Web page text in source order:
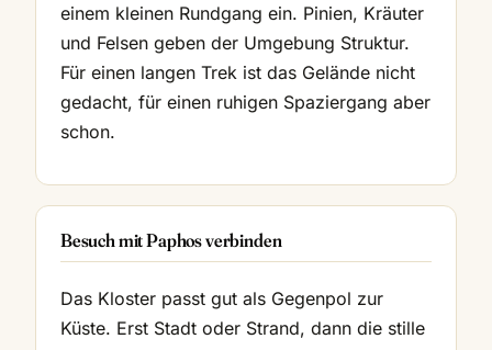
einem kleinen Rundgang ein. Pinien, Kräuter
und Felsen geben der Umgebung Struktur.
Für einen langen Trek ist das Gelände nicht
gedacht, für einen ruhigen Spaziergang aber
schon.
Besuch mit Paphos verbinden
Das Kloster passt gut als Gegenpol zur
Küste. Erst Stadt oder Strand, dann die stille